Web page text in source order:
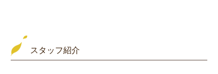
スタッフ紹介